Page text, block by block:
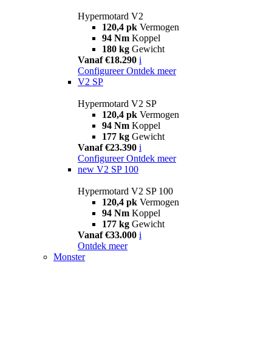
Hypermotard V2
120,4 pk Vermogen
94 Nm Koppel
180 kg Gewicht
Vanaf €18.290 i
Configureer Ontdek meer
V2 SP
Hypermotard V2 SP
120,4 pk Vermogen
94 Nm Koppel
177 kg Gewicht
Vanaf €23.390 i
Configureer Ontdek meer
new V2 SP 100
Hypermotard V2 SP 100
120,4 pk Vermogen
94 Nm Koppel
177 kg Gewicht
Vanaf €33.000 i
Ontdek meer
Monster